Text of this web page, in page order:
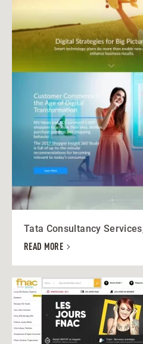
Tata Consultancy
READ MORE